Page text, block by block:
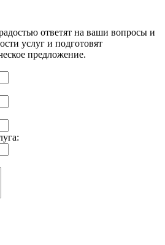
ответят на ваши вопросы и
услуг и подготовят
предложение.